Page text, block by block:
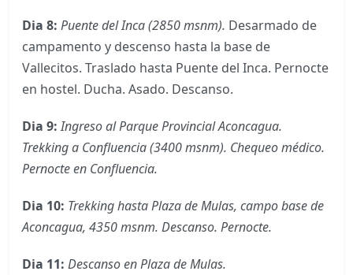
Dia 8: Puente del Inca (2850 msnm). Desarmado de
campamento y descenso hasta la base de
Vallecitos. Traslado hasta Puente del Inca. Pernocte
en hostel. Ducha. Asado. Descanso.
Dia 9: Ingreso al Parque Provincial Aconcagua.
Trekking a Confluencia (3400 msnm). Chequeo médico.
Pernocte en Confluencia.
Dia 10: Trekking hasta Plaza de Mulas, campo base de
Aconcagua, 4350 msnm. Descanso. Pernocte.
Dia 11: Descanso en Plaza de Mulas.